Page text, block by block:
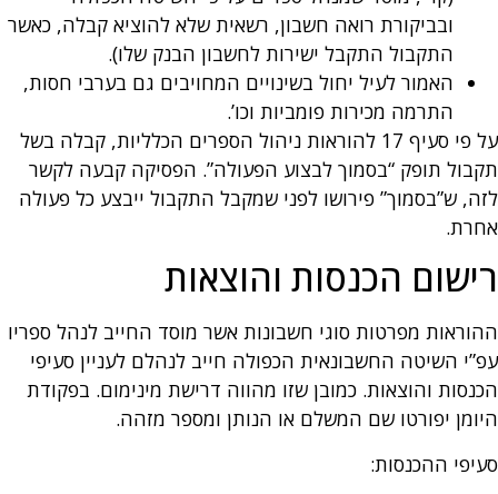
ובביקורת רואה חשבון, רשאית שלא להוציא קבלה, כאשר
התקבול התקבל ישירות לחשבון הבנק שלו).
האמור לעיל יחול בשינויים המחויבים גם בערבי חסות,
התרמה מכירות פומביות וכו’.
על פי סעיף 17 להוראות ניהול הספרים הכלליות, קבלה בשל
תקבול תופק “בסמוך לבצוע הפעולה”. הפסיקה קבעה לקשר
לזה, ש”בסמוך” פירושו לפני שמקבל התקבול ייבצע כל פעולה
אחרת.
רישום הכנסות והוצאות
ההוראות מפרטות סוגי חשבונות אשר מוסד החייב לנהל ספריו
עפ”י השיטה החשבונאית הכפולה חייב לנהלם לעניין סעיפי
הכנסות והוצאות. כמובן שזו מהווה דרישת מינימום. בפקודת
היומן יפורטו שם המשלם או הנותן ומספר מזהה.
סעיפי ההכנסות: